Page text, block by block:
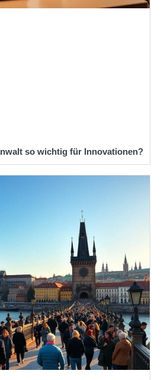
so wichtig für Innovationen?